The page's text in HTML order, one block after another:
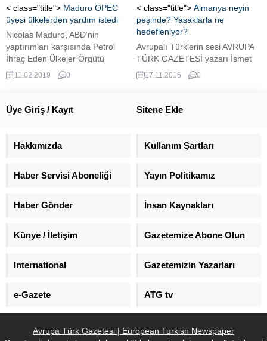
Michel adasında jandarmanın,
helikopter destekli tahliye
operasyonu gerçekleştirdiği
kaydedildi. Bölgenin bağlı olduğu
Manche Bölgesi...
< class="title"> Maduro OPEC
üyesi ülkelerden yardım istedi
Nicolas Maduro, ABD’nin
yaptırımları karşısında Petrol
İhraç Eden Ülkeler Örgütü
(OPEC) ülkelerine mektup
göndererek, destek talep etti.
11.02.2019 0
< class="title"> Almanya neyin
peşinde? Yasaklarla ne
hedefleniyor?
Avrupalı Türklerin sesi AVRUPA
TÜRK GAZETESİ yazarı İsmet
Mısırlıoğlu yazdı.
17.11.2016 0
Üye Giriş / Kayıt Sitene Ekle
Hakkımızda Kullanım Şartları
Haber Servisi Aboneliği Yayın Politikamız
Haber Gönder İnsan Kaynakları
Künye / İletişim Gazetemize Abone Olun
International Gazetemizin Yazarları
e-Gazete ATG tv
Avrupa Türk Gazetesi | European Turkish Newspaper